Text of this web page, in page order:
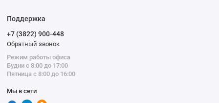
Поддержка
+7 (3822) 900-448
Обратный звонок
Режим работы офиса
Будни с 8:00 до 17:00
Пятница с 8:00 до 16:00
Мы в сети